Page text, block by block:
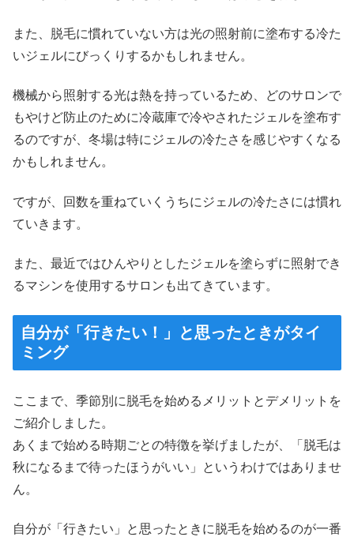
また、脱毛に慣れていない方は光の照射前に塗布する冷た
いジェルにびっくりするかもしれません。
機械から照射する光は熱を持っているため、どのサロンで
もやけど防止のために冷蔵庫で冷やされたジェルを塗布す
るのですが、冬場は特にジェルの冷たさを感じやすくなる
かもしれません。
ですが、回数を重ねていくうちにジェルの冷たさには慣れ
ていきます。
また、最近ではひんやりとしたジェルを塗らずに照射でき
るマシンを使用するサロンも出てきています。
自分が「行きたい！」と思ったときがタイ
ミング
ここまで、季節別に脱毛を始めるメリットとデメリットを
ご紹介しました。
あくまで始める時期ごとの特徴を挙げましたが、「脱毛は
秋になるまで待ったほうがいい」というわけではありませ
ん。
自分が「行きたい」と思ったときに脱毛を始めるのが一番